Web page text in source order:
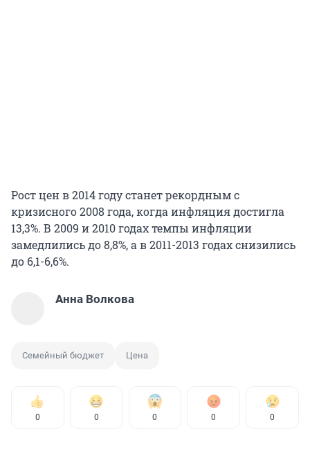
Рост цен в 2014 году станет рекордным с
кризисного 2008 года, когда инфляция достигла
13,3%. В 2009 и 2010 годах темпы инфляции
замедлились до 8,8%, а в 2011-2013 годах снизились
до 6,1-6,6%.
Анна Волкова
Семейный бюджет Цена
0 0 0 0 0